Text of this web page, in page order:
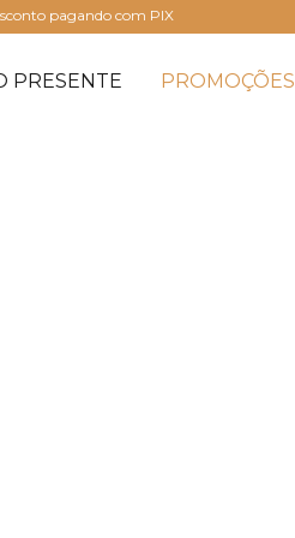
pagando com PIX
PRESENTE PROMOÇÕES